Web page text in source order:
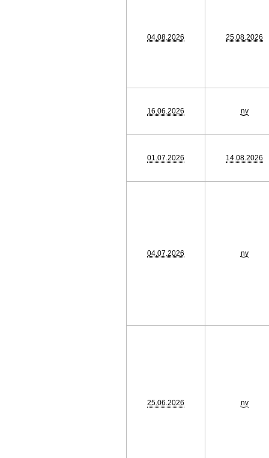
04.08.2026 25.08.2026
16.06.2026 nv
01.07.2026 14.08.2026
04.07.2026 nv
25.06.2026 nv